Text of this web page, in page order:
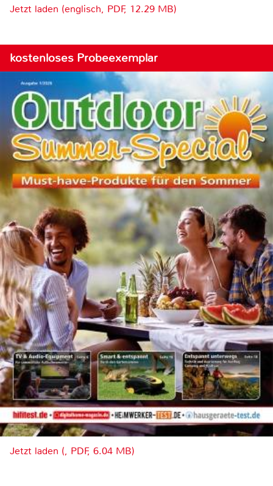
Jetzt laden (englisch, PDF, 12.29 MB)
kostenloses Probeexemplar
Jetzt laden (, PDF, 6.04 MB)